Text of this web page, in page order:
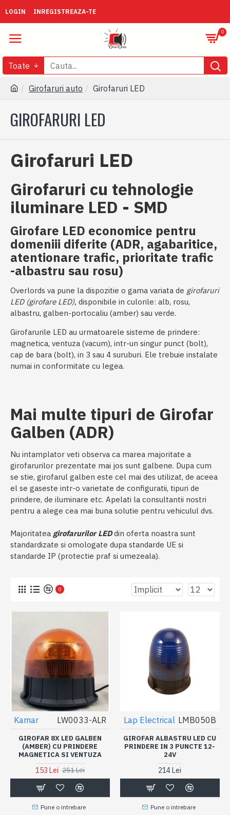
LOGIN INREGISTREAZA-TE
0
Toate
Girofaruri auto Girofaruri LED
GIROFARURI LED
Girofaruri LED
Girofaruri cu tehnologie
iluminare LED - SMD
Girofare LED economice pentru
domeniii diferite (ADR, agabaritice,
atentionare trafic, prioritate trafic
-albastru sau rosu)
Overlords va pune la dispozitie o gama variata de girofaruri
LED (girofare LED), disponibile in culorile: alb, rosu,
albastru, galben-portocaliu (amber) sau verde.
Girofarurile LED au urmatoarele sisteme de prindere:
magnetica, ventuza (vacum), intr-un singur punct (bolt),
cap de bara (bolt), in 3 sau 4 suruburi. Ele trebuie instalate
numai in conformitate cu legea.
Mai multe tipuri de Girofar
Galben (ADR)
Nu intamplator veti observa ca marea majoritate a
girofarurilor prezentate mai jos sunt galbene. Dupa cum
se stie, girofarul galben este cel mai des utilizat, de aceea
el se gaseste intr-o varietate de configuratii, tipuri de
prindere, de iluminare etc. Apelati la consultantii nostri
pentru a alege cea mai buna solutie pentru vehiculul dvs.
Majoritatea girofarurilor LEDdin oferta noastra sunt
standardizate si omologate dupa standarde UE si
standarde IP (protectie praf si umezeala).
0
Kamar LW0033-ALR
GIROFAR 8X LED GALBEN
(AMBER) CU PRINDERE
MAGNETICA SI VENTUZA
153 Lei 251 Lei
Pune o intrebare
Lap Electrical LMB050B
GIROFAR ALBASTRU LED CU
PRINDERE IN 3 PUNCTE 12-
24V
214 Lei
Pune o intrebare